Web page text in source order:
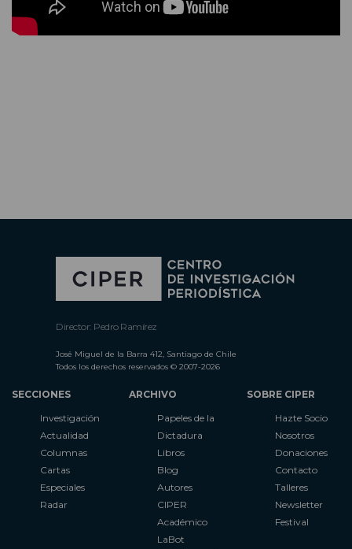
Director: Pedro Ramírez
José Miguel de la Barra 412, Santiago de Chile
Todos los derechos reservados © 2007-2026
SECCIONES
Investigación
Actualidad
Columnas
Cartas
Especiales
Radar
ARCHIVO
Papeles de la
Dictadura
Libros
Blog
Autores
CIPER
Académico
LaBot
SOBRE CIPER
Hazte Socio
Nosotros
Donaciones
Contacto
Talleres
Newsletter
Festival